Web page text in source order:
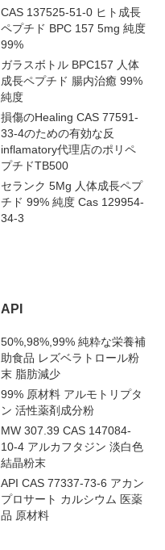
CAS 137525-51-0 ヒト成長
ペプチド BPC 157 5mg 純度
99%
ガラスボトル BPC157 人体
成長ペプチド 腸内治癒 99%
純度
損傷のHealing CAS 77591-
33-4のための有効な反
inflamatory代理店のポリペ
プチドTB500
セランク 5Mg 人体成長ペプ
チド 99% 純度 Cas 129954-
34-3
API
50%,98%,99% 純粋な栄養補
助食品 レズベラトロール粉
末 脂肪減少
99% 原材料 アルモトリプタ
ン 活性薬剤成分粉
MW 307.39 CAS 147084-
10-4 アルカフタジン 淡白色
結晶粉末
API CAS 77337-73-6 アカン
プロサート カルシウム 医薬
品 原材料